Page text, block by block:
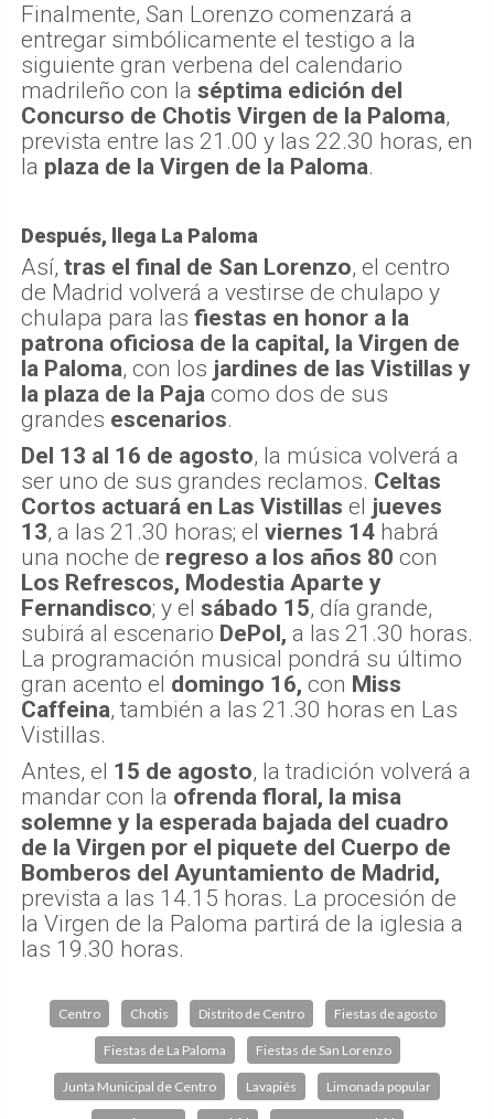
Finalmente, San Lorenzo comenzará a
entregar simbólicamente el testigo a la
siguiente gran verbena del calendario
madrileño con la séptima edición del
Concurso de Chotis Virgen de la Paloma,
prevista entre las 21.00 y las 22.30 horas, en
la plaza de la Virgen de la Paloma.
Después, llega La Paloma
Así, tras el final de San Lorenzo, el centro
de Madrid volverá a vestirse de chulapo y
chulapa para las fiestas en honor a la
patrona oficiosa de la capital, la Virgen de
la Paloma, con los jardines de las Vistillas y
la plaza de la Paja como dos de sus
grandes escenarios.
Del 13 al 16 de agosto, la música volverá a
ser uno de sus grandes reclamos. Celtas
Cortos actuará en Las Vistillas el jueves
13, a las 21.30 horas; el viernes 14 habrá
una noche de regreso a los años 80 con
Los Refrescos, Modestia Aparte y
Fernandisco; y el sábado 15, día grande,
subirá al escenario DePol, a las 21.30 horas.
La programación musical pondrá su último
gran acento el domingo 16, con Miss
Caffeina, también a las 21.30 horas en Las
Vistillas.
Antes, el 15 de agosto, la tradición volverá a
mandar con la ofrenda floral, la misa
solemne y la esperada bajada del cuadro
de la Virgen por el piquete del Cuerpo de
Bomberos del Ayuntamiento de Madrid,
prevista a las 14.15 horas. La procesión de
la Virgen de la Paloma partirá de la iglesia a
las 19.30 horas.
Centro Chotis Distrito de Centro Fiestas de agosto
Fiestas de La Paloma Fiestas de San Lorenzo
Junta Municipal de Centro Lavapiés Limonada popular